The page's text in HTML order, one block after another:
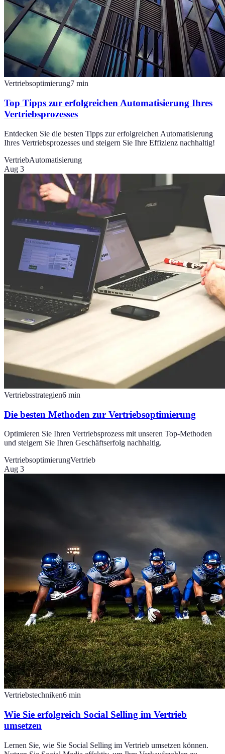
Vertriebsoptimierung7 min
Top Tipps zur erfolgreichen Automatisierung Ihres
Vertriebsprozesses
Entdecken Sie die besten Tipps zur erfolgreichen Automatisierung
Ihres Vertriebsprozesses und steigern Sie Ihre Effizienz nachhaltig!
VertriebAutomatisierung
Aug 3
Vertriebsstrategien6 min
Die besten Methoden zur Vertriebsoptimierung
Optimieren Sie Ihren Vertriebsprozess mit unseren Top-Methoden
und steigern Sie Ihren Geschäftserfolg nachhaltig.
VertriebsoptimierungVertrieb
Aug 3
Vertriebstechniken6 min
Wie Sie erfolgreich Social Selling im Vertrieb
umsetzen
Lernen Sie, wie Sie Social Selling im Vertrieb umsetzen können.